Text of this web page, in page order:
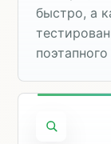
быстро, а